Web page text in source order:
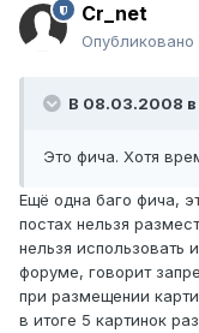
Cr_net
Опубликовано
В 08.03.2008 в
Это фича. Хотя
Ещё одна баго фича,
постах нельзя
нельзя использовать
форуме, говорит
при размещении
в итоге 5 картинок